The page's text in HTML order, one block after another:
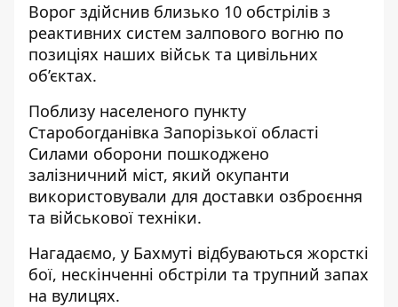
Ворог здійснив близько 10 обстрілів з
реактивних систем залпового вогню по
позиціях наших військ та цивільних
об’єктах.
Поблизу населеного пункту
Старобогданівка Запорізької області
Силами оборони пошкоджено
залізничний міст, який окупанти
використовували для доставки озброєння
та військової техніки.
Нагадаємо, у Бахмуті відбуваються жорсткі
бої, нескінченні обстріли та трупний запах
на вулицях.